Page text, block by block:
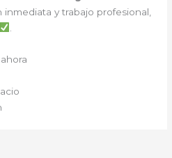
y trabajo profesional,